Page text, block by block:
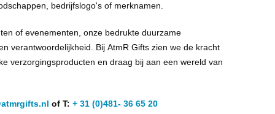
bedrijfslogo'sof merknamen.
of evenementen, onze bedrukte duurzame
verantwoordelijkheid. Bij AtmRGifts zien we de kracht
verzorgingsproducten en draag bij aan een wereld van
of T: + 31 (0)481- 36 65 20